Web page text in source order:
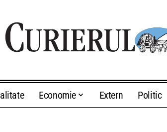
Economie Extern Politic